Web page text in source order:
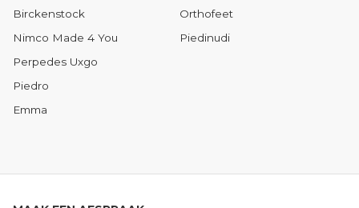
Birckenstock
Nimco Made 4 You
Perpedes Uxgo
Piedro
Emma
Orthofeet
Piedinudi